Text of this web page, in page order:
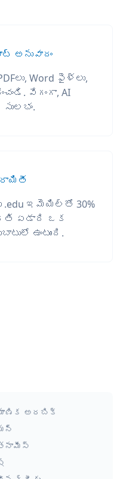
అనువాదం
Word ఫైళ్లు,
వేగంగా, AI
.edu ఇమెయిల్‌తో 30%
ఏడాది ఒక
ఉంటుంది.
అరబిక్